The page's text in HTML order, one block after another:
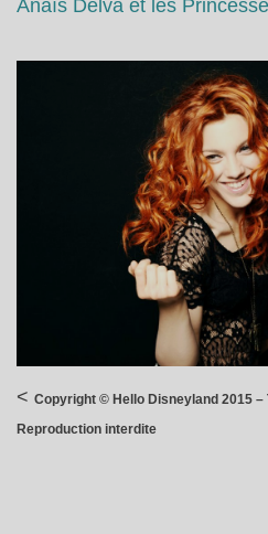
Anaïs Delva et les
< Copyright © Hello Disneyland 2015
Reproduction interdite